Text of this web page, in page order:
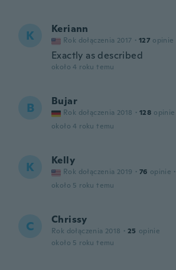
K Keriann
Rok dołączenia 2017 · 127 opinie
Exactly as described
około 4 roku temu
B Bujar
Rok dołączenia 2018 · 128 opinie
około 4 roku temu
K Kelly
Rok dołączenia 2019 · 76 opinie ·
około 5 roku temu
C Chrissy
Rok dołączenia 2018 · 25 opinie
około 5 roku temu